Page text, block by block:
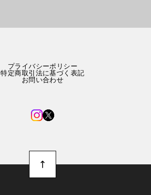
プライバシーポリシー
特定商取引法に基づく表記
お問い合わせ